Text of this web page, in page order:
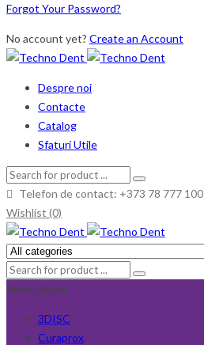
Forgot Your Password?
No account yet? Create an Account
Despre noi
Contacte
Catalog
Sfaturi Utile
Telefon de contact: +373 78 777 100
Wishlist (0)
Producători
3DISC
Curaprox